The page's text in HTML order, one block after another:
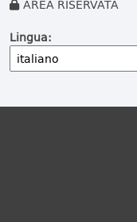
AREA RISERVATA
Lingua